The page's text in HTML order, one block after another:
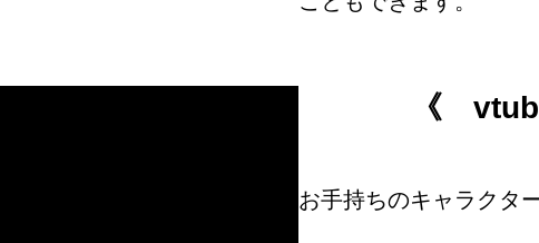
《
お手持ちのキャラクタ